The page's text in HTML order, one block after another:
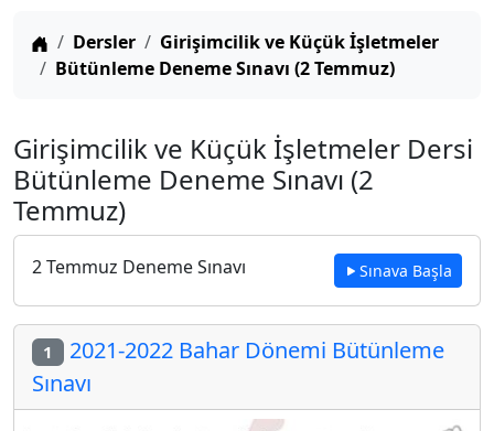
Anasayfa
Dersler
Girişimcilik ve Küçük İşletmeler
Bütünleme Deneme Sınavı (2 Temmuz)
Girişimcilik ve Küçük İşletmeler Dersi
Bütünleme Deneme Sınavı (2
Temmuz)
2 Temmuz Deneme Sınavı Sınava Başla
1 2021-2022 Bahar Dönemi Bütünleme
Sınavı